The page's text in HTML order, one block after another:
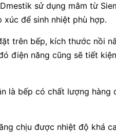
sử dụng mâm từ
để sinh nhiệt phù hợp.
trên bếp, kích thước nồi
điện năng cũng sẽ tiết
là bếp có chất lượng
chịu được nhiệt độ khá